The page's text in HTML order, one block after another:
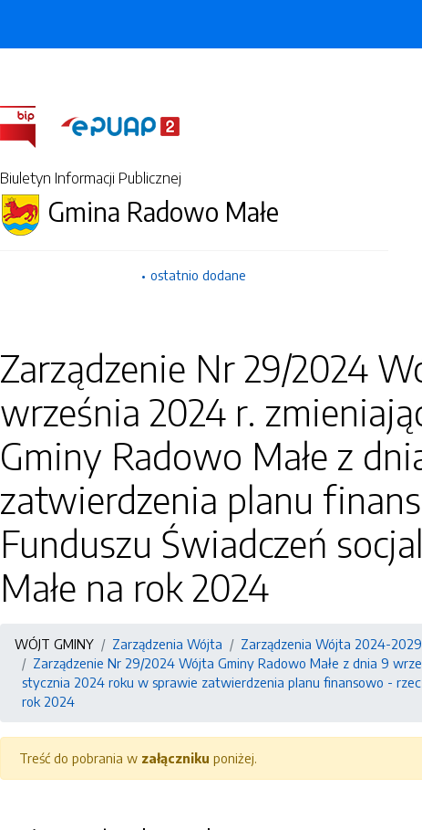
Biuletyn Informacji Publicznej
Gmina Radowo Małe
ostatnio dodane
Zarządzenie Nr 29/2024
września 2024 r.
Gminy Radowo Małe z
zatwierdzenia planu
Funduszu Świadczeń
Małe na rok 2024
WÓJT GMINY Zarządzenia Wójta Zarządzenia Wójta 2024-2029
Zarządzenie Nr 29/2024 Wójta Gminy Radowo Małe z dnia 9
stycznia 2024 roku w sprawie zatwierdzenia planu finansowo -
rok 2024
Treść do pobrania w załączniku poniżej.